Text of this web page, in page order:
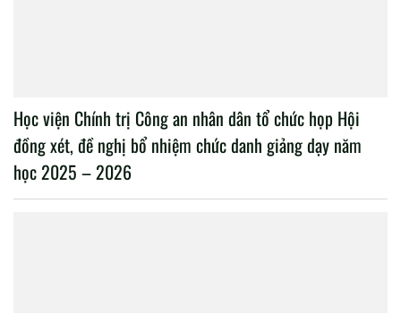
Học viện Chính trị Công an nhân dân tổ chức họp Hội
đồng xét, đề nghị bổ nhiệm chức danh giảng dạy năm
học 2025 – 2026